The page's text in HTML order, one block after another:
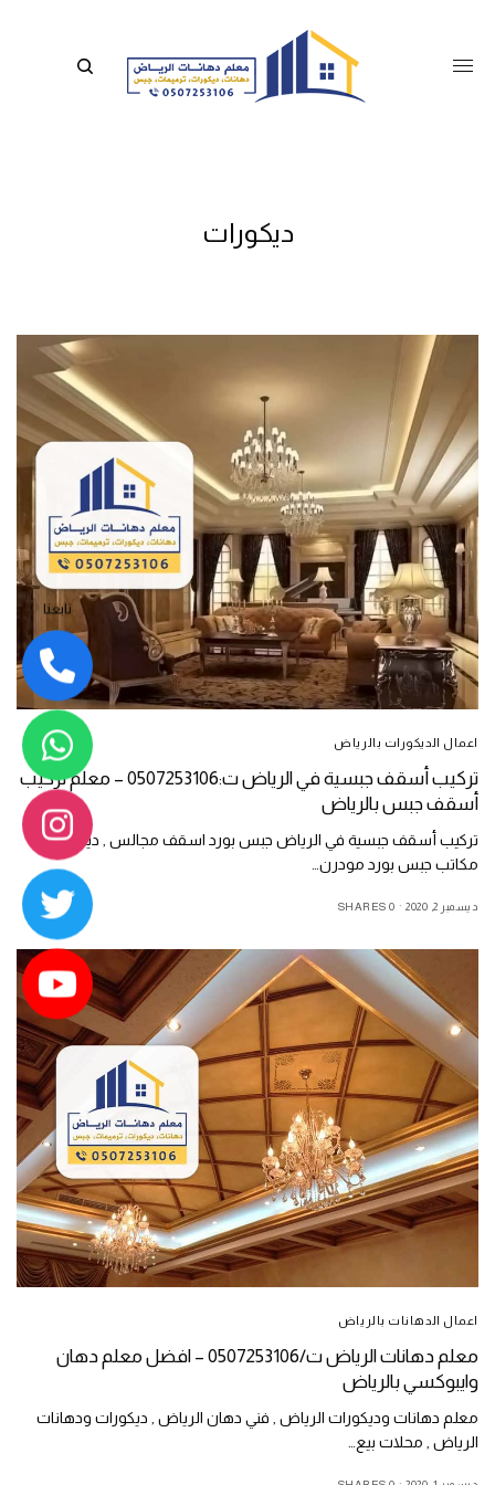
ديكورات
اعمال الديكورات بالرياض
تركيب أسقف جبسية في الرياض ت:0507253106 – معلم تركيب
أسقف جبس بالرياض
تركيب أسقف جبسية في الرياض جبس بورد اسقف مجالس , ديكورات
مكاتب جبس بورد مودرن…
ديسمبر 2, 2020 0 SHARES
اعمال الدهانات بالرياض
معلم دهانات الرياض ت/0507253106 – افضل معلم دهان
وايبوكسي بالرياض
معلم دهانات وديكورات الرياض , فني دهان الرياض , ديكورات ودهانات
الرياض , محلات بيع…
تابعنا